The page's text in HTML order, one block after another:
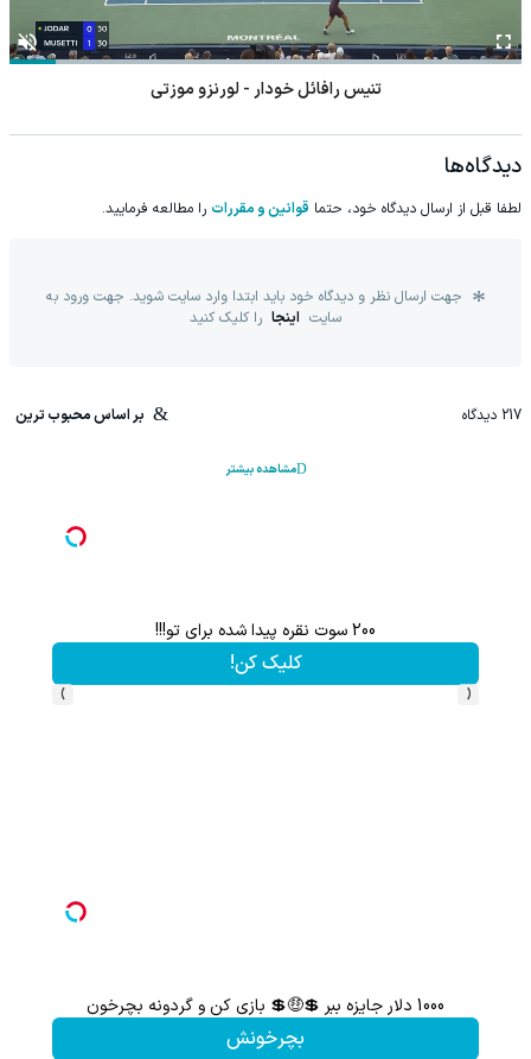
تنیس رافائل خودار - لورنزو موزتی
دیدگاه‌ها
لطفا قبل از ارسال دیدگاه خود، حتما قوانین و مقررات را مطالعه فرمایید.
جهت ارسال نظر و دیدگاه خود باید ابتدا وارد سایت شوید. جهت ورود به
سایت اینجا را کلیک کنید
217 دیدگاه بر اساس محبوب ترین
مشاهده بیشتر
200 سوت نقره پیدا شده برای تو!!!
کلیک کن!
‹
›
1000 دلار جایزه ببر 💲🤑💲 بازی کن و گردونه بچرخون
بچرخونش